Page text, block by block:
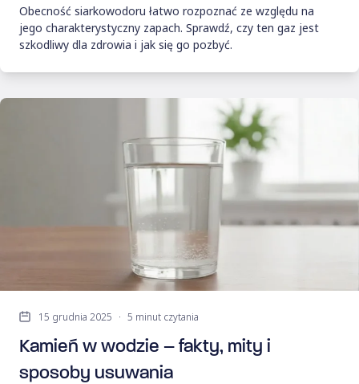
Obecność siarkowodoru łatwo rozpoznać ze względu na
jego charakterystyczny zapach. Sprawdź, czy ten gaz jest
szkodliwy dla zdrowia i jak się go pozbyć.
15 grudnia 2025 · 5 minut czytania
Kamień w wodzie – fakty, mity i
sposoby usuwania